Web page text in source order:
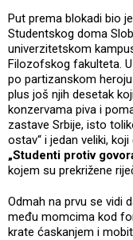
Put prema blokadi bio
Studentskog doma
univerzitetskom
Filozofskog fakulteta.
po partizanskom
plus još njih desetak
konzervama piva i
zastave Srbije, isto
ostav“ i jedan veliki,
„Studenti protiv
kojem su prekrižene
Odmah na prvu se vidi
među momcima kod
krate ćaskanjem i